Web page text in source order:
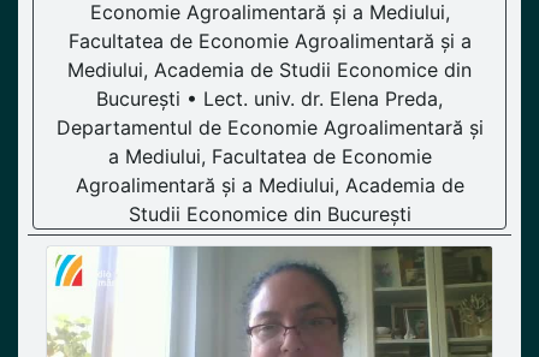
Economie Agroalimentară și a Mediului,
Facultatea de Economie Agroalimentară și a
Mediului, Academia de Studii Economice din
București • Lect. univ. dr. Elena Preda,
Departamentul de Economie Agroalimentară și
a Mediului, Facultatea de Economie
Agroalimentară și a Mediului, Academia de
Studii Economice din București